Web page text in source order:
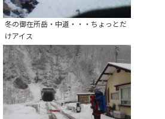
冬の御在所岳・中道・・・ちょっとだ
けアイス